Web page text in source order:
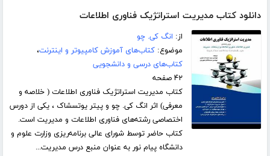
دانلود کتاب مدیریت استراتژیک فناوری اطلاعات
از: انگ کی. چو
موضوع:کتاب‌های آموزش کامپیوتر و اینترنت،
کتاب‌های درسی و دانشجویی
۴۲ صفحه
کتاب مدیریت استراتژیک فناوری اطلاعات ( خلاصه و
معرفی) اثر انگ کی. چو و پیتر یوتسشاک ، یکی از دورس
اختصاصی رشته­‌های فناوری اطلاعات و مدیریت است.
کتاب حاضر توسط شورای عالی برنامه­‌ریزی وزارت علوم و
دانشگاه پیام­ نور به عنوان منبع درس مدیریت...